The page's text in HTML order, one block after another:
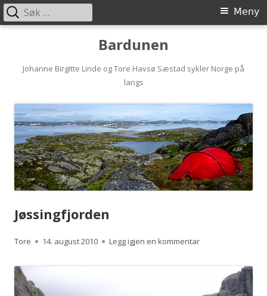
innhold
Bardunen
Johanne Birgitte Linde og Tore Havsø Sæstad sykler Norge på
langs
Primærmeny Meny
Søk
etter:
Jøssingfjorden
Forfatter
Tore Publisert
14. august 2010 Legg igjen en kommentartil Jøssingfjorden